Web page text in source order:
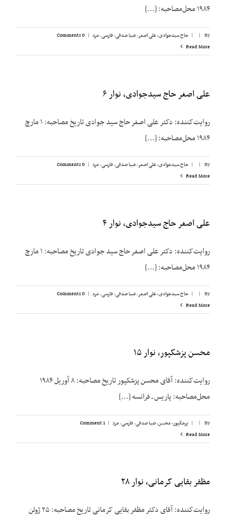
۱۹۸۴ محل‌مصاحبه: [...]
By
|
| حاج سیدجوادی، علی اصغر,ضیا صدقی,فارسی,مرد |
0 Comments
Read More
علی اصغر حاج سیدجوادی، نوار ۶
روایت‌کننده: دکتر علی اصغر حاج سید جوادی تاریخ مصاحبه: ۱ مارچ
۱۹۸۴ محل‌مصاحبه: [...]
By
|
| حاج سیدجوادی، علی اصغر,ضیا صدقی,فارسی,مرد |
0 Comments
Read More
علی اصغر حاج سیدجوادی، نوار ۴
روایت‌کننده: دکتر علی اصغر حاج سید جوادی تاریخ مصاحبه: ۱ مارچ
۱۹۸۴ محل‌مصاحبه: [...]
By
|
| حاج سیدجوادی، علی اصغر,ضیا صدقی,فارسی,مرد |
0 Comments
Read More
محسن پزشکپور، نوار ۱۵
روایت‌کننده: آقای محسن پزشک‎پور تاریخ مصاحبه: ۸ آوریل ۱۹۸۴
محل‌مصاحبه: پاریس ـ فرانسه [...]
By
|
| پزشکپور،‌ محسن,ضیا صدقی,فارسی,مرد |
1 Comment
Read More
مظفر بقایی کرمانی، نوار ۲۸
روایت‌کننده: آقای دکتر مظفر بقایی کرمانی تاریخ مصاحبه: ۲۵ ژوئن